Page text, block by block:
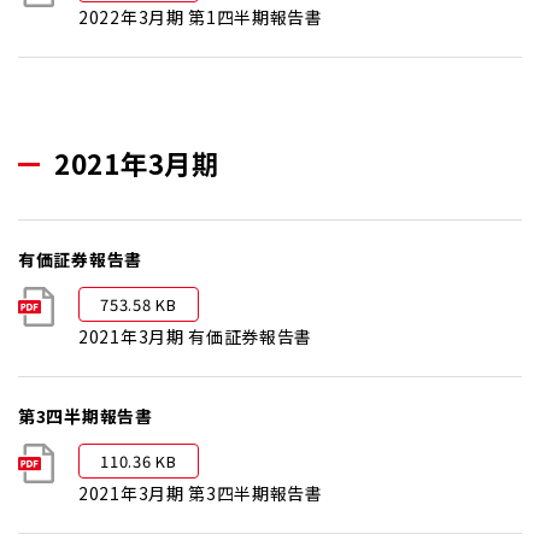
2022年3月期 第1四半期報告書
2021年3月期
有価証券報告書
753.58 KB
2021年3月期 有価証券報告書
第3四半期報告書
110.36 KB
2021年3月期 第3四半期報告書